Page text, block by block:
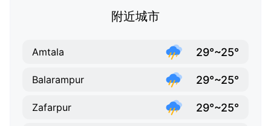
附近城市
Amtala 29°~25°
Balarampur 29°~25°
Zafarpur 29°~25°